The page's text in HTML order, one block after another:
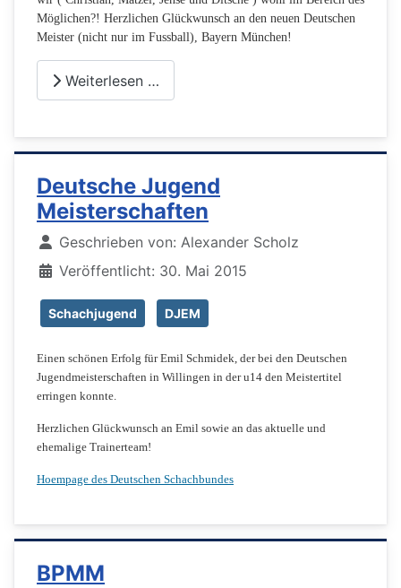
Möglichen?! Herzlichen Glückwunsch an den neuen Deutschen
Meister (nicht nur im Fussball), Bayern München!
Weiterlesen …
Deutsche Jugend
Meisterschaften
DetailsGeschrieben von: Alexander Scholz
Veröffentlicht: 30. Mai 2015
Schachjugend DJEM
Einen schönen Erfolg für Emil Schmidek, der bei den Deutschen
Jugendmeisterschaften in Willingen in der u14 den Meistertitel
erringen konnte.
Herzlichen Glückwunsch an Emil sowie an das aktuelle und
ehemalige Trainerteam!
Hoempage des Deutschen Schachbundes
BPMM